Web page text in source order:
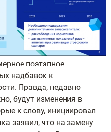
поэтапное
надбавок к
Правда, недавно
будут изменения в
к слову, инициировал
заявил, что на замену